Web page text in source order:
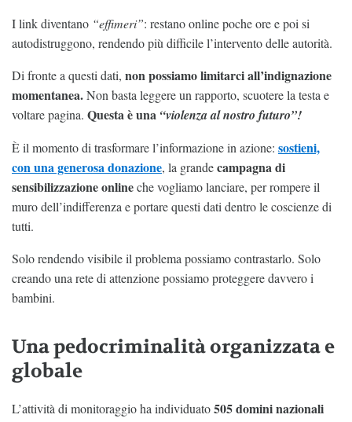
I link diventano “effimeri”: restano online poche ore e poi si
autodistruggono, rendendo più difficile l’intervento delle autorità.
Di fronte a questi dati, non possiamo limitarci all’indignazione
momentanea.Non basta leggere un rapporto, scuotere la testa e
voltare pagina. Questa è una “violenza al nostro futuro”!
È il momento di trasformare l’informazione in azione: sostieni,
con una generosa donazione, la grandecampagna di
sensibilizzazione onlineche vogliamo lanciare, per rompere il
muro dell’indifferenza e portare questi dati dentro le coscienze di
tutti.
Solo rendendo visibile il problema possiamo contrastarlo. Solo
creando una rete di attenzione possiamo proteggere davvero i
bambini.
Una pedocriminalità organizzata e
globale
L’attività di monitoraggio ha individuato505 domini nazionali